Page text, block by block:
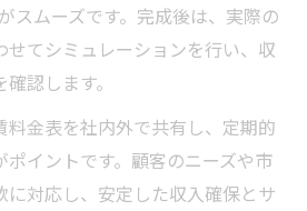
スムーズです。完成後は、実際の
せてシミュレーションを行い、収
認します。
料金表を社内外で共有し、定期的
イントです。顧客のニーズや市
に対応し、安定した収入確保とサ